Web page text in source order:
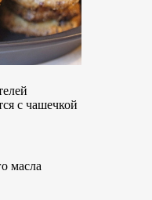
с чашечкой
масла